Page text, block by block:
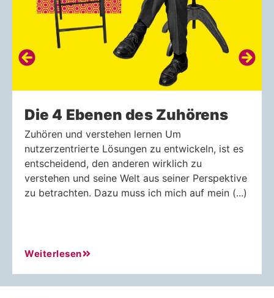
Die 4 Ebenen des Zuhörens
Zuhören und verstehen lernen Um
nutzerzentrierte Lösungen zu entwickeln, ist es
entscheidend, den anderen wirklich zu
verstehen und seine Welt aus seiner Perspektive
zu betrachten. Dazu muss ich mich auf mein (...)
Weiterlesen